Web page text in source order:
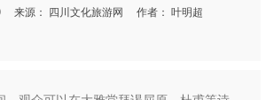
来源： 四川文化旅游网 作者： 叶明超